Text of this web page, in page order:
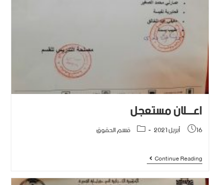
اعـــلان مستعجل
16 أبريل 2021 قسم الحقوق
Continue Reading